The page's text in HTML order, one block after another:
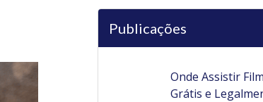
Publicações
Onde Assistir
Grátis e